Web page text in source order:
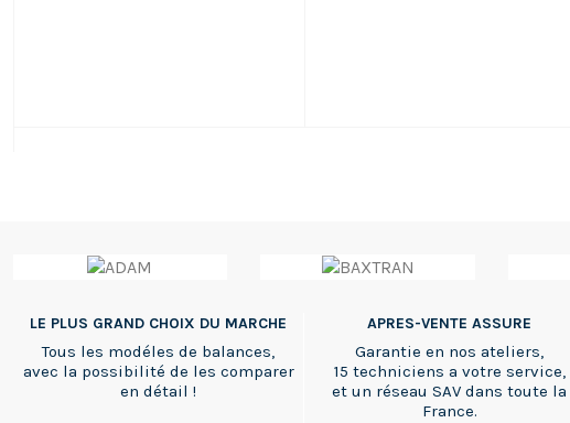
LE PLUS GRAND CHOIX DU MARCHE
Tous les modéles de balances,
avec la possibilité de les comparer
en détail !
APRES-VENTE ASSURE
Garantie en nos ateliers,
15 techniciens a votre service,
et un réseau SAV dans toute la
France.